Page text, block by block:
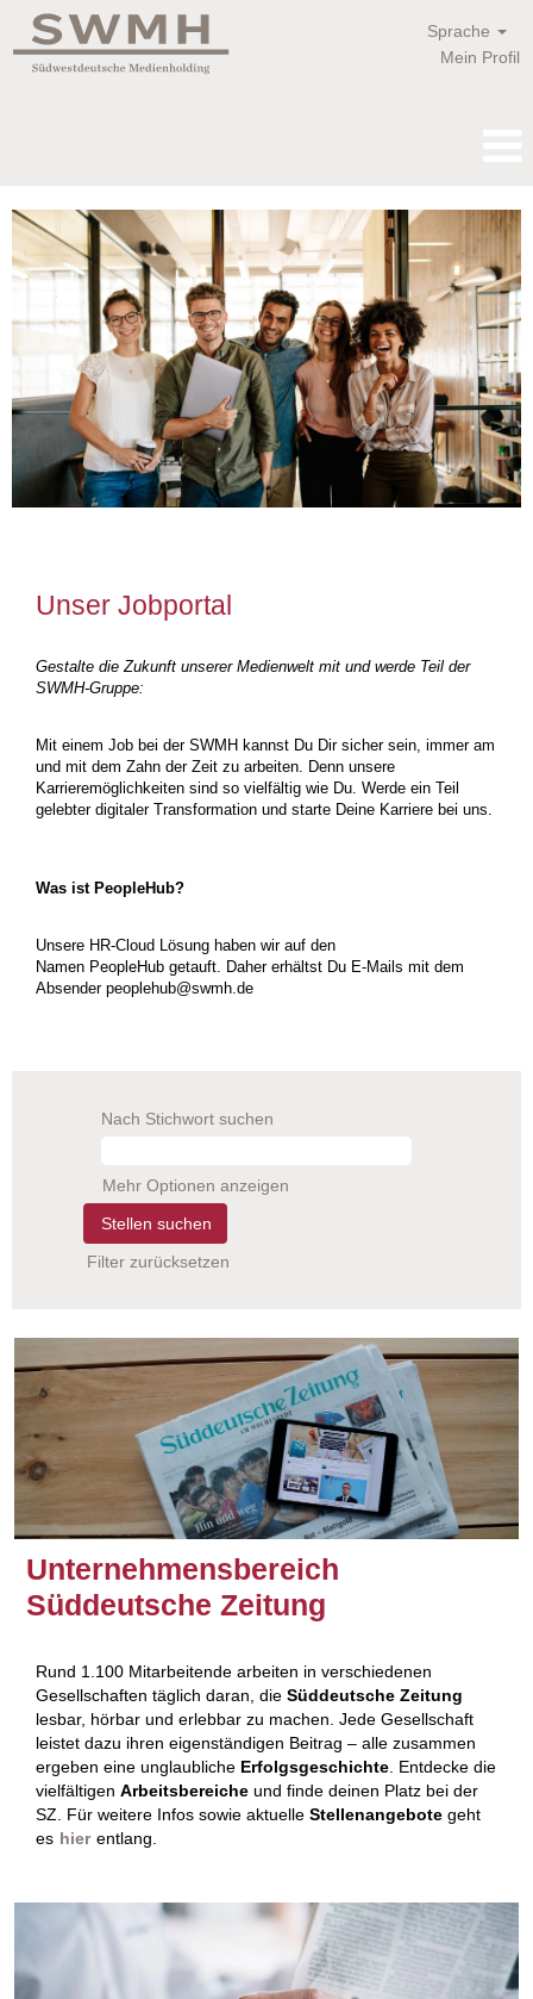
Sprache
Mein Profil
Unser Jobportal
Gestalte die Zukunft unserer Medienwelt mit und werde Teil der
SWMH-Gruppe:
Mit einem Job bei der SWMH kannst Du Dir sicher sein, immer am
und mit dem Zahn der Zeit zu arbeiten. Denn unsere
Karrieremöglichkeiten sind so vielfältig wie Du. Werde ein Teil
gelebter digitaler Transformation und starte Deine Karriere bei uns.
Was ist PeopleHub?
Unsere HR-Cloud Lösung haben wir auf den
Namen PeopleHub getauft. Daher erhältst Du E-Mails mit dem
Absender peoplehub@swmh.de
Nach Stichwort suchen
Mehr Optionen anzeigen
Filter zurücksetzen
Unternehmensbereich
Süddeutsche Zeitung
Rund 1.100 Mitarbeitende arbeiten in verschiedenen
Gesellschaften täglich daran, die Süddeutsche Zeitung
lesbar, hörbar und erlebbar zu machen. Jede Gesellschaft
leistet dazu ihren eigenständigen Beitrag – alle zusammen
ergeben eine unglaubliche Erfolgsgeschichte . Entdecke die
vielfältigen Arbeitsbereiche und finde deinen Platz bei der
SZ. Für weitere Infos sowie aktuelle Stellenangebote geht
es hier entlang.